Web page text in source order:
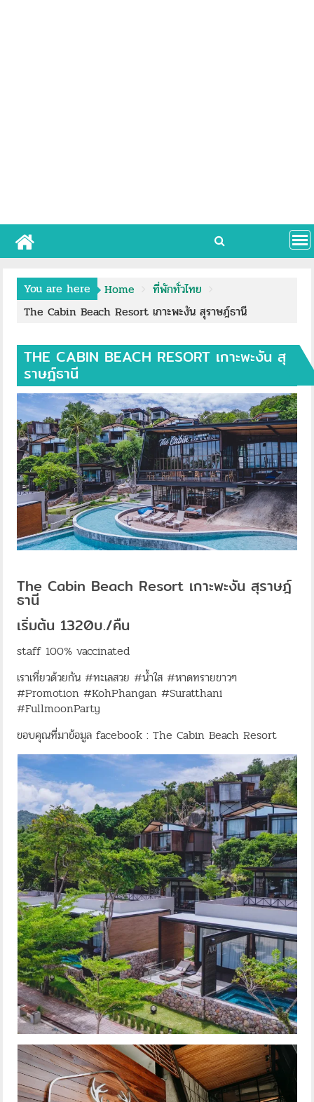
You are here Home
ที่พักทั่วไทย
The Cabin Beach Resort เกาะพะงัน สุราษฎ์ธานี
THE CABIN BEACH RESORT เกาะพะงัน สุ
ราษฎ์ธานี
The Cabin Beach Resort เกาะพะงัน สุราษฎ์
ธานี
เริ่มต้น 1320บ./คืน
staff 100% vaccinated
เราเที่ยวด้วยกัน #ทะเลสวย #น้ำใส #หาดทรายขาวๆ
#Promotion #KohPhangan #Suratthani
#FullmoonParty
ขอบคุณที่มาข้อมูล facebook : The Cabin Beach Resort